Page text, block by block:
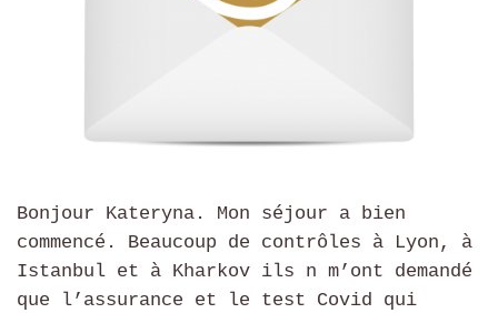
Bonjour Kateryna. Mon séjour a bien
commencé. Beaucoup de contrôles à Lyon, à
Istanbul et à Kharkov ils n m’ont demandé
que l’assurance et le test Covid qui